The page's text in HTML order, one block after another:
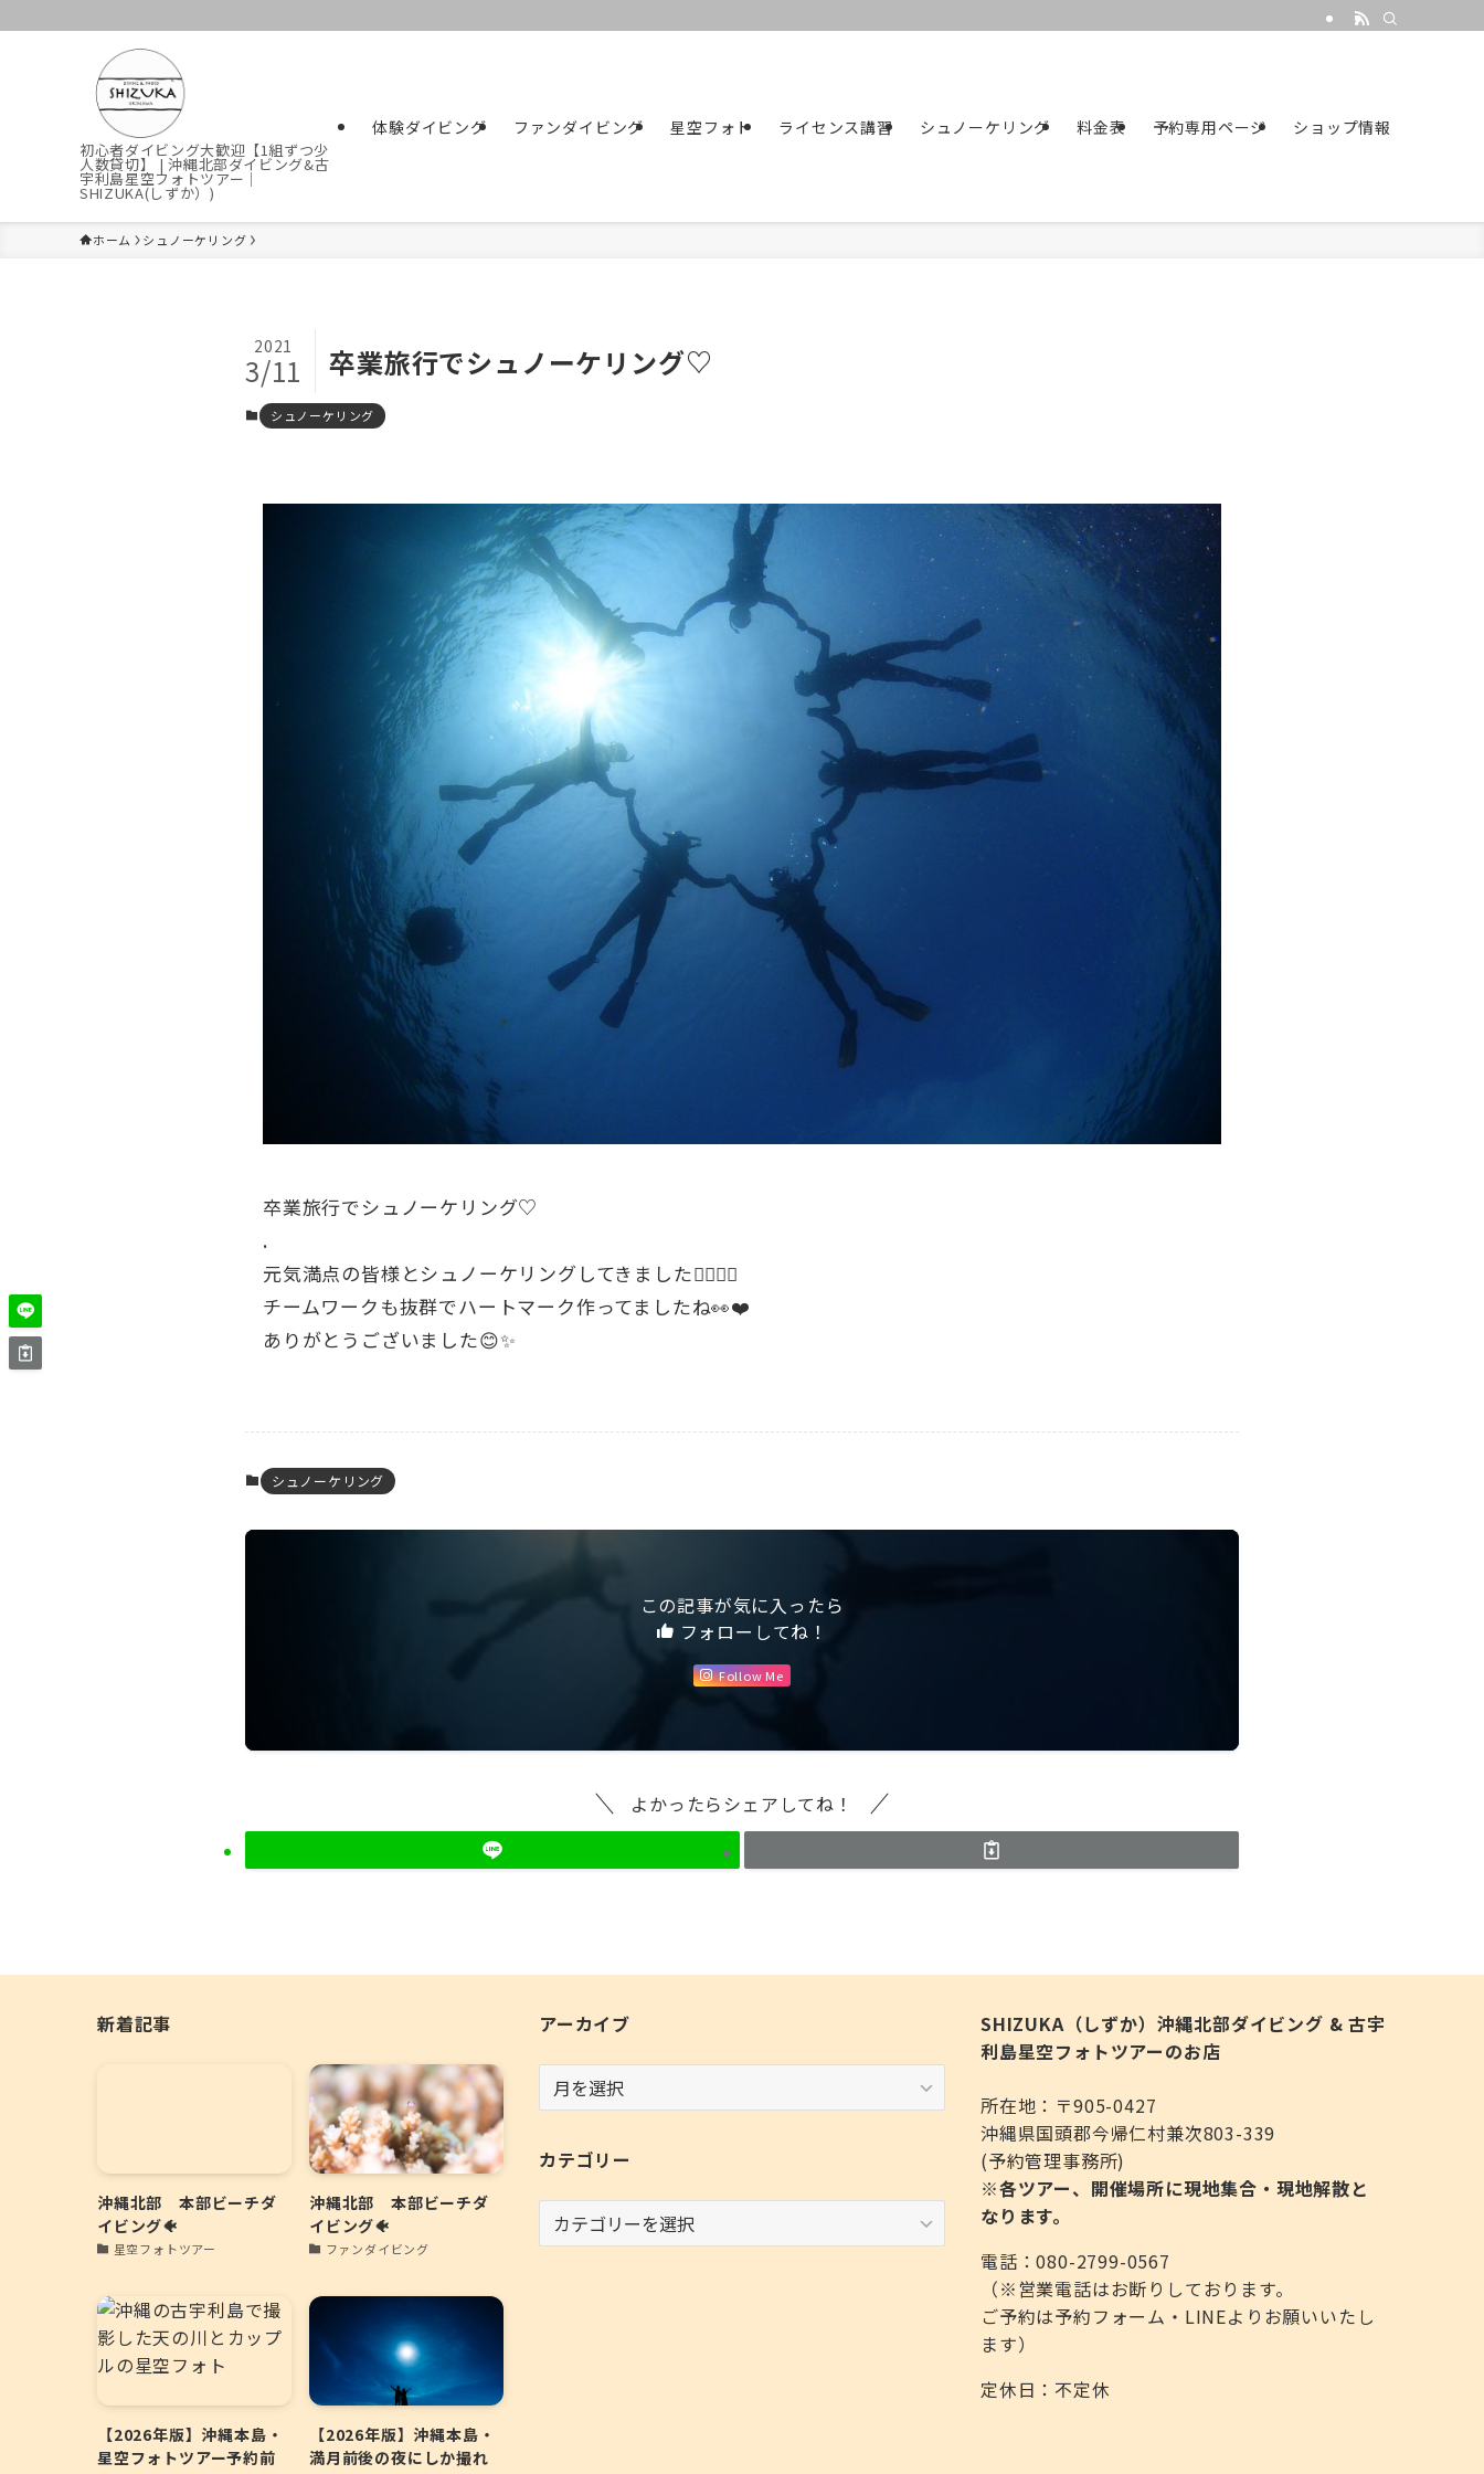
初心者ダイビング大歓迎【1組ずつ少
人数貸切】 | 沖縄北部ダイビング&古
宇利島星空フォトツアー｜
SHIZUKA(しずか）)
体験ダイビング ファンダイビング 星空フォト ライセンス講習 シュノーケリング 料金表 予約専用ページ ショップ情報
ホーム シュノーケリング
卒業旅行でシュノーケリング♡
2021
3/11
シュノーケリング
卒業旅行でシュノーケリング♡
.
元気満点の皆様とシュノーケリングしてきました🙆‍♂️🙆‍♀️
チームワークも抜群でハートマーク作ってましたね👀❤️
ありがとうございました😊✨
シュノーケリング
この記事が気に入ったら
フォローしてね！
Follow Me
よかったらシェアしてね！
新着記事
沖縄北部 本部ビーチダ
イビング🐠
星空フォトツアー
沖縄北部 本部ビーチダ
イビング🐠
ファンダイビング
【2026年版】沖縄本島・
星空フォトツアー予約前
【2026年版】沖縄本島・
満月前後の夜にしか撮れ
アーカイブ
ー
イ
カテゴリー
テ
SHIZUKA（しずか）沖縄北部ダイビング & 古宇
利島星空フォトツアーのお店
所在地：〒905-0427
沖縄県国頭郡今帰仁村兼次803-339
(予約管理事務所)
※各ツアー、開催場所に現地集合・現地解散と
なります。
電話：080-2799-0567
（※営業電話はお断りしております。
ご予約は予約フォーム・LINEよりお願いいたし
ます）
定休日：不定休